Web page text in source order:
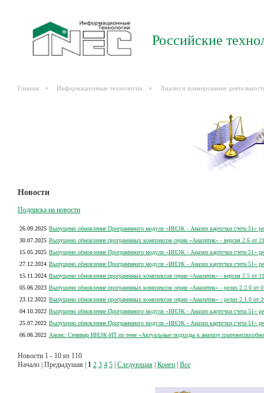
Российские
Главная Информационные технологии Анализ и планирование
Новости
Подписка на новости
26.09.2025 Выпущено обновление Программного модуля «ИНЭК - Анализ карточки счета 51»
30.07.2025 Выпущено обновление программных комплексов серии «Аналитик» - версия 2.6 от
15.05.2025 Выпущено обновление Программного модуля «ИНЭК - Анализ карточки счета 51»
27.12.2024 Выпущено обновление Программного модуля «ИНЭК - Анализ карточки счета 51»
15.11.2024 Выпущено обновление программных комплексов серии «Аналитик» - версия 2.5 от
05.06.2023 Выпущено обновление программных комплексов серии «Аналитик» - релиз 2.2.0 от
23.12.2022 Выпущено обновление программных комплексов серии «Аналитик» - релиз 2.1.0 от
04.10.2022 Выпущено обновление Программного модуля «ИНЭК - Анализ карточки счета 51»
25.07.2022 Выпущено обновление Программного модуля «ИНЭК - Анализ карточки счета 51»
06.06.2022 Анонс: Семинар ИНЭК-ИТ по теме «Актуальные подходы к анализу
Новости 1 - 10 из 110
Начало | Предыдушая | 1 2 3 4 5 Следующая Конец Все